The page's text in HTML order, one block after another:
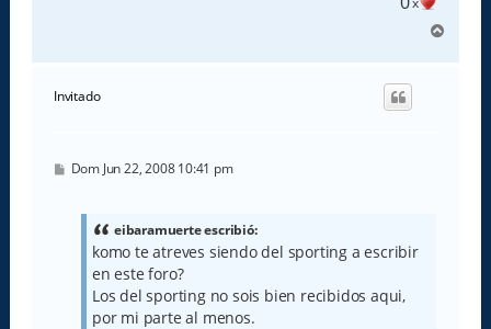
r
Invitado
M
Dom Jun 22, 2008 10:41 pm
eibaramuerte escribió:
komo te atreves siendo del sporting a escribir
en este foro?
Los del sporting no sois bien recibidos aqui,
por mi parte al menos.